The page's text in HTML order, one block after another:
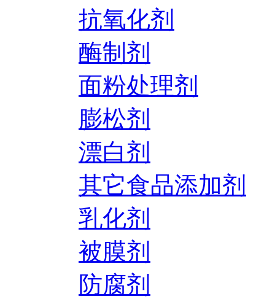
抗氧化剂
酶制剂
面粉处理剂
膨松剂
漂白剂
其它食品添加剂
乳化剂
被膜剂
防腐剂